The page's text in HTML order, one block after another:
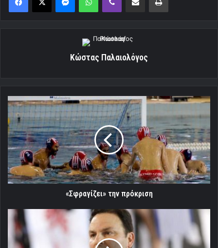
Κώστας Παλαιολόγος
«Σφραγίζει»
την
πρόκριση
«Σφραγίζει» την πρόκριση
«Θέλουμε
να
δώσουμε
παρών